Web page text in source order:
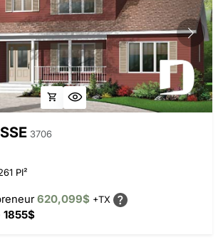
3706
PI²
620,099$ +TX
1855$